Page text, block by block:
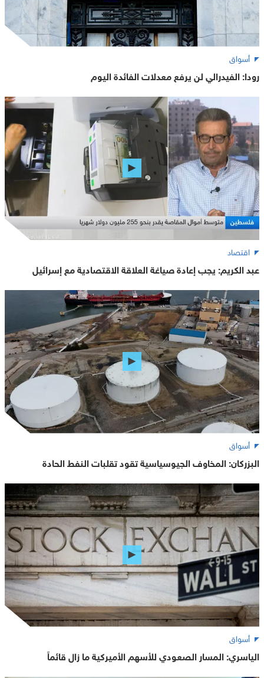
أسواق
رودا: الفيدرالي لن يرفع معدلات الفائدة اليوم
اقتصاد
عبد الكريم: يجب إعادة صياغة العلاقة الاقتصادية مع إسرائيل
أسواق
البزركان: المخاوف الجيوسياسية تقود تقلبات النفط الحادة
أسواق
الياسري: المسار الصعودي للأسهم الأميركية ما زال قائماً